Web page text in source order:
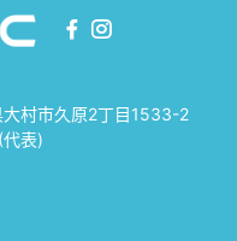
村市久原2丁目1533-2
(代表)